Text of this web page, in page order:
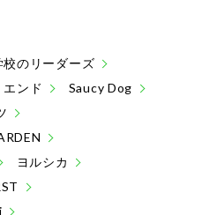
校のリーダーズ
ンド
Saucy Dog
ヨルシカ